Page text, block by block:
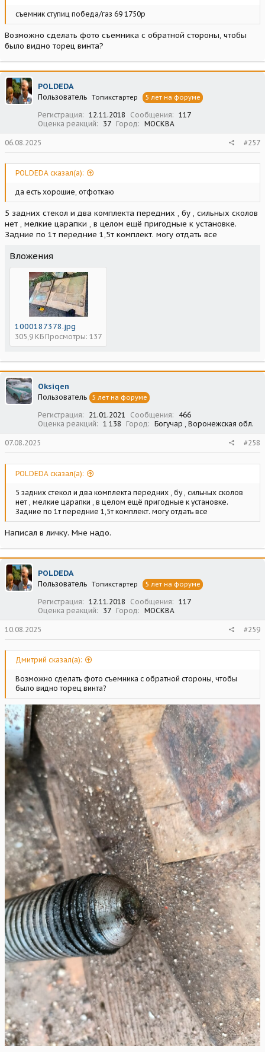
съемник ступиц победа/газ 69 1750р
Возможно сделать фото съемника с обратной стороны, чтобы
было видно торец винта?
POLDEDA
Пользователь Топикстартер 5 лет на форуме
Регистрация 12.11.2018 Сообщения
117
Оценка реакций
37 Город МОСКВА
06.08.2025 #257
POLDEDA сказал(а):
да есть хорошие, отфоткаю
5 задних стекол и два комплекта передних , бу , сильных сколов
нет , мелкие царапки , в целом ещё пригодные к установке.
Задние по 1т передние 1,5т комплект. могу отдать все
Вложения
1000187378.jpg
305,9 КБ Просмотры: 137
Oksiqen
Пользователь 5 лет на форуме
Регистрация 21.01.2021 Сообщения
466
Оценка реакций
1 138 Город Богучар , Воронежская обл.
07.08.2025 #258
POLDEDA сказал(а):
5 задних стекол и два комплекта передних , бу , сильных сколов
нет , мелкие царапки , в целом ещё пригодные к установке.
Задние по 1т передние 1,5т комплект. могу отдать все
Написал в личку. Мне надо.
POLDEDA
Пользователь Топикстартер 5 лет на форуме
Регистрация 12.11.2018 Сообщения
117
Оценка реакций
37 Город МОСКВА
10.08.2025 #259
Дмитpий сказал(а):
Возможно сделать фото съемника с обратной стороны, чтобы
было видно торец винта?